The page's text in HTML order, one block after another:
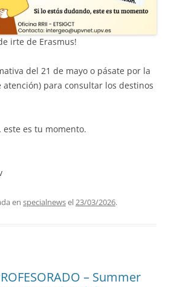
irte de Erasmus!
del 21 de mayo o pásate por la
para consultar los destinos
es tu momento.
en specialnewsel23/03/2026.
– Summer